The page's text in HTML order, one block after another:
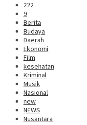
222
9
Berita
Budaya
Daerah
Ekonomi
Film
kesehatan
Kriminal
Musik
Nasional
new
NEWS
Nusantara